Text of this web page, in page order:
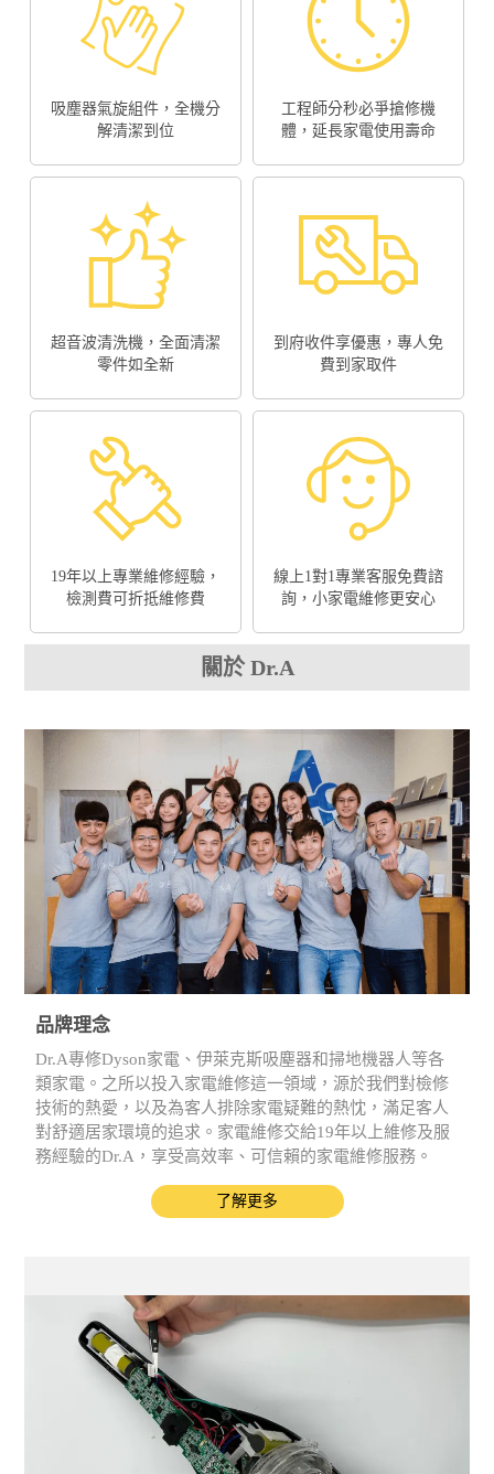
吸塵器氣旋組件，全機分
解清潔到位
工程師分秒必爭搶修機
體，延長家電使用壽命
超音波清洗機，全面清潔
零件如全新
到府收件享優惠，專人免
費到家取件
19年以上專業維修經驗，
檢測費可折抵維修費
線上1對1專業客服免費諮
詢，小家電維修更安心
關於 Dr.A
品牌理念
Dr.A專修Dyson家電、伊萊克斯吸塵器和掃地機器人等各
類家電。之所以投入家電維修這一領域，源於我們對檢修
技術的熱愛，以及為客人排除家電疑難的熱忱，滿足客人
對舒適居家環境的追求。家電維修交給19年以上維修及服
務經驗的Dr.A，享受高效率、可信賴的家電維修服務。
了解更多